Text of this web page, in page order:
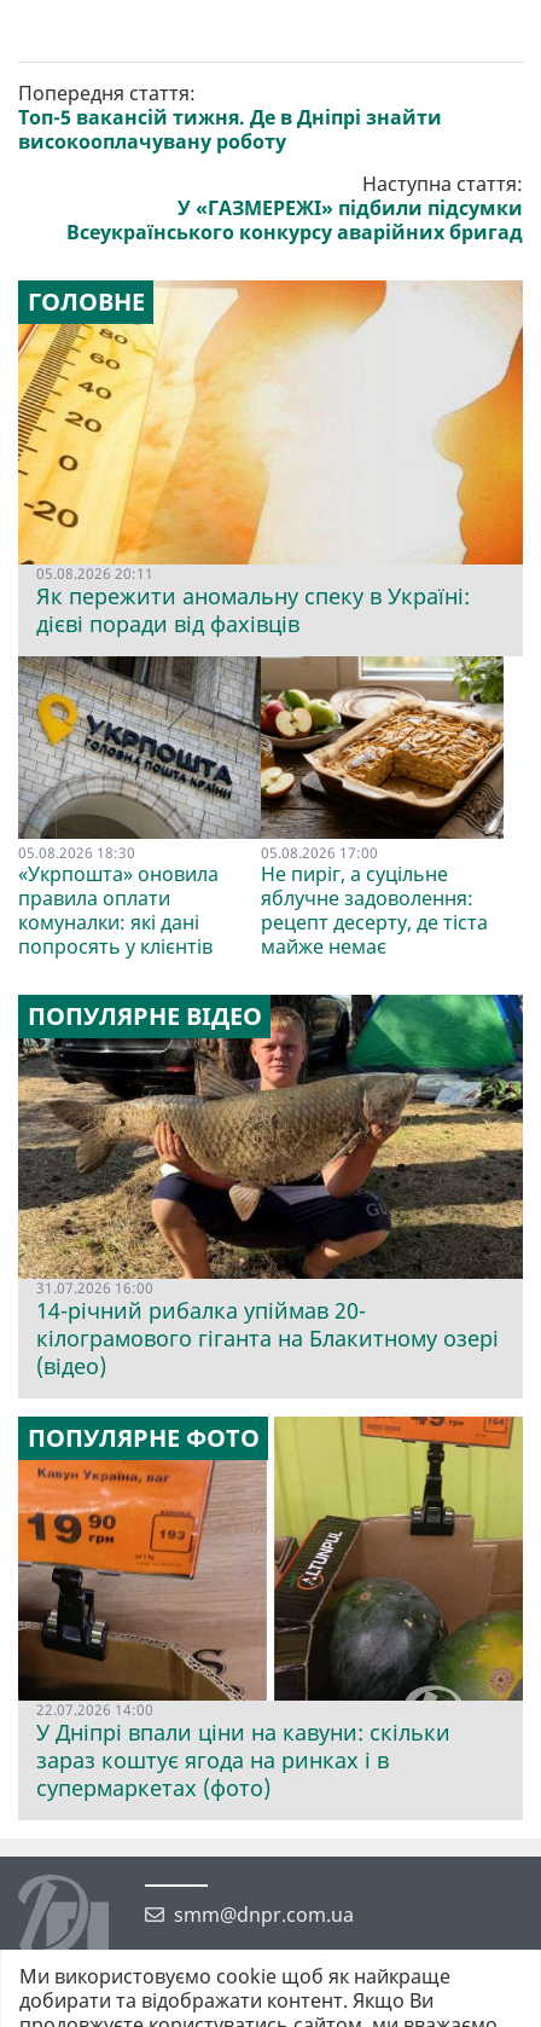
Попередня стаття:
Топ-5 вакансій тижня. Де в Дніпрі знайти
високооплачувану роботу
Наступна стаття:
У «ГАЗМЕРЕЖІ» підбили підсумки
Всеукраїнського конкурсу аварійних бригад
ГОЛОВНЕ
05.08.2026 20:11
Як пережити аномальну спеку в Україні:
дієві поради від фахівців
05.08.2026 18:30
«Укрпошта» оновила
правила оплати
комуналки: які дані
попросять у клієнтів
05.08.2026 17:00
Не пиріг, а суцільне
яблучне задоволення:
рецепт десерту, де тіста
майже немає
ПОПУЛЯРНЕ ВІДЕО
31.07.2026 16:00
14-річний рибалка упіймав 20-
кілограмового гіганта на Блакитному озері
(відео)
ПОПУЛЯРНЕ ФОТО
22.07.2026 14:00
У Дніпрі впали ціни на кавуни: скільки
зараз коштує ягода на ринках і в
супермаркетах (фото)
smm@dnpr.com.ua
Ми використовуємо cookie щоб як найкраще
добирати та відображати контент. Якщо Ви